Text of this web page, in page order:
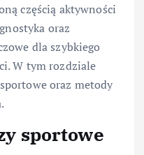
częścią aktywności
oraz
dla szybkiego
W tym rozdziale
oraz metody
sportowe